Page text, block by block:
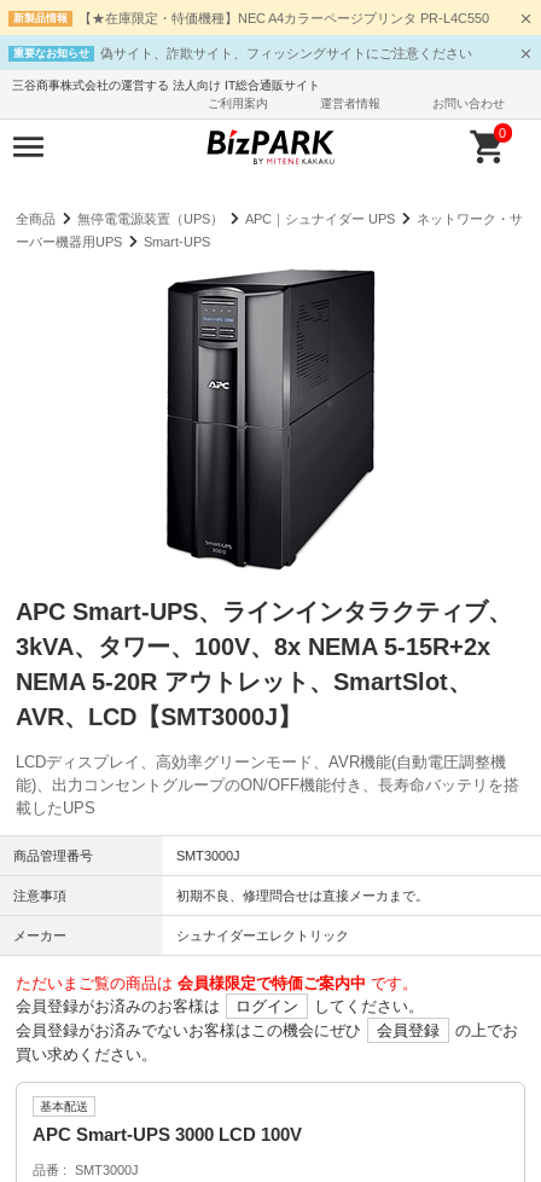
新製品情報 【★在庫限定・特価機種】NEC A4カラーページプリンタ PR-L4C550
重要なお知らせ 偽サイト、詐欺サイト、フィッシングサイトにご注意ください
三谷商事株式会社の運営する 法人向け IT総合通販サイト
ご利用案内
運営者情報 お問い合わせ
0
全商品 無停電電源装置（UPS） APC｜シュナイダー UPS
ネットワーク・サ
ーバー機器用UPS
Smart-UPS
APC Smart-UPS、ラインインタラクティブ、
3kVA、タワー、100V、8x NEMA 5-15R+2x
NEMA 5-20R アウトレット、SmartSlot、
AVR、LCD【SMT3000J】
LCDディスプレイ、高効率グリーンモード、AVR機能(自動電圧調整機
能)、出力コンセントグループのON/OFF機能付き、長寿命バッテリを搭
載したUPS
商品管理番号 SMT3000J
注意事項 初期不良、修理問合せは直接メーカまで。
メーカー シュナイダーエレクトリック
ただいまご覧の商品は 会員様限定で特価ご案内中 です。
会員登録がお済みのお客様は
ログイン
してください。
会員登録がお済みでないお客様はこの機会にぜひ
会員登録
の上でお
買い求めください。
基本配送
APC Smart-UPS 3000 LCD 100V
品番
SMT3000J